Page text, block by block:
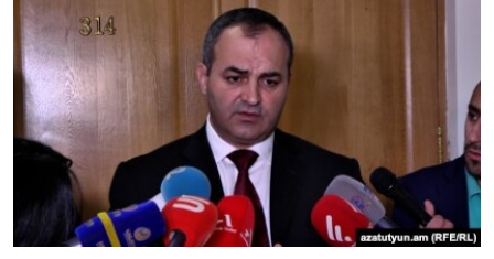
ՄԻՋԱԶԳԱՅԻՆ
ՄՇԱԿՈՒՅԹ
ՍՊՈՐՏ
ՄԵԿՆԱԲԱՆՈՒԹՅՈՒՆ
ՏՏ ԵՒ ԻՆՏԵՐՆԵՏ
ԿՈՐՈՆԱՎԻՐՈՒՍ